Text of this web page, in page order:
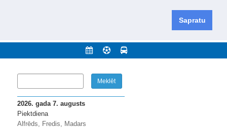
Sapratu
novadu un apkārtējos novadus un pilsētas.
2026. gada 7. augusts
Piektdiena
Alfrēds, Fredis, Madars